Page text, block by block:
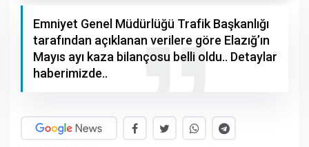
Emniyet Genel Müdürlüğü Trafik Başkanlığı
tarafından açıklanan verilere göre Elazığ’ın
Mayıs ayı kaza bilançosu belli oldu.. Detaylar
haberimizde..